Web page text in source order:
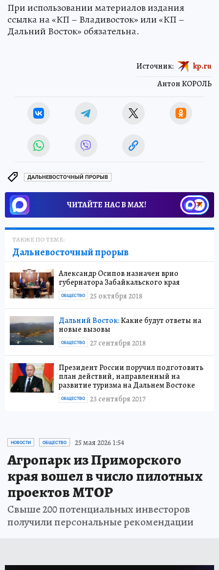
При использовании материалов издания
ссылка на «КП – Владивосток» или «КП –
Дальний Восток» обязательна.
Антон КОРОЛЬ
Источник: kp.ru
ДАЛЬНЕВОСТОЧНЫЙ ПРОРЫВ
ЧИТАЙТЕ НАС В МАХ!
ТАКЖЕ ПО ТЕМЕ:
Дальневосточный прорыв
Александр Осипов назначен врио
губернатора Забайкальского края
25 октября 2018
ОБЩЕСТВО
Дальний Восток:Какие будут ответы на
новые вызовы
27 сентября 2018
ОБЩЕСТВО
Президент России поручил подготовить
план действий, направленный на
развитие туризма на Дальнем Востоке
23 сентября 2017
ОБЩЕСТВО
НОВОСТИ ОБЩЕСТВО 25 мая 2026 1:54
Агропарк из Приморского
края вошел в число пилотных
проектов МТОР
Свыше 200 потенциальных инвесторов
получили персональные рекомендации